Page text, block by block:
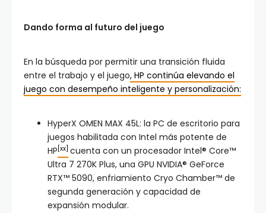
Dando forma al futuro del juego
En la búsqueda por permitir una transición fluida
entre el trabajo y el juego, HP continúa elevando el
juego con desempeño inteligente y personalización:
HyperX OMEN MAX 45L: la PC de escritorio para
juegos habilitada con Intel más potente de
HP [xx] cuenta con un procesador Intel® Core™
Ultra 7 270K Plus, una GPU NVIDIA® GeForce
RTX™ 5090, enfriamiento Cryo Chamber™ de
segunda generación y capacidad de
expansión modular.